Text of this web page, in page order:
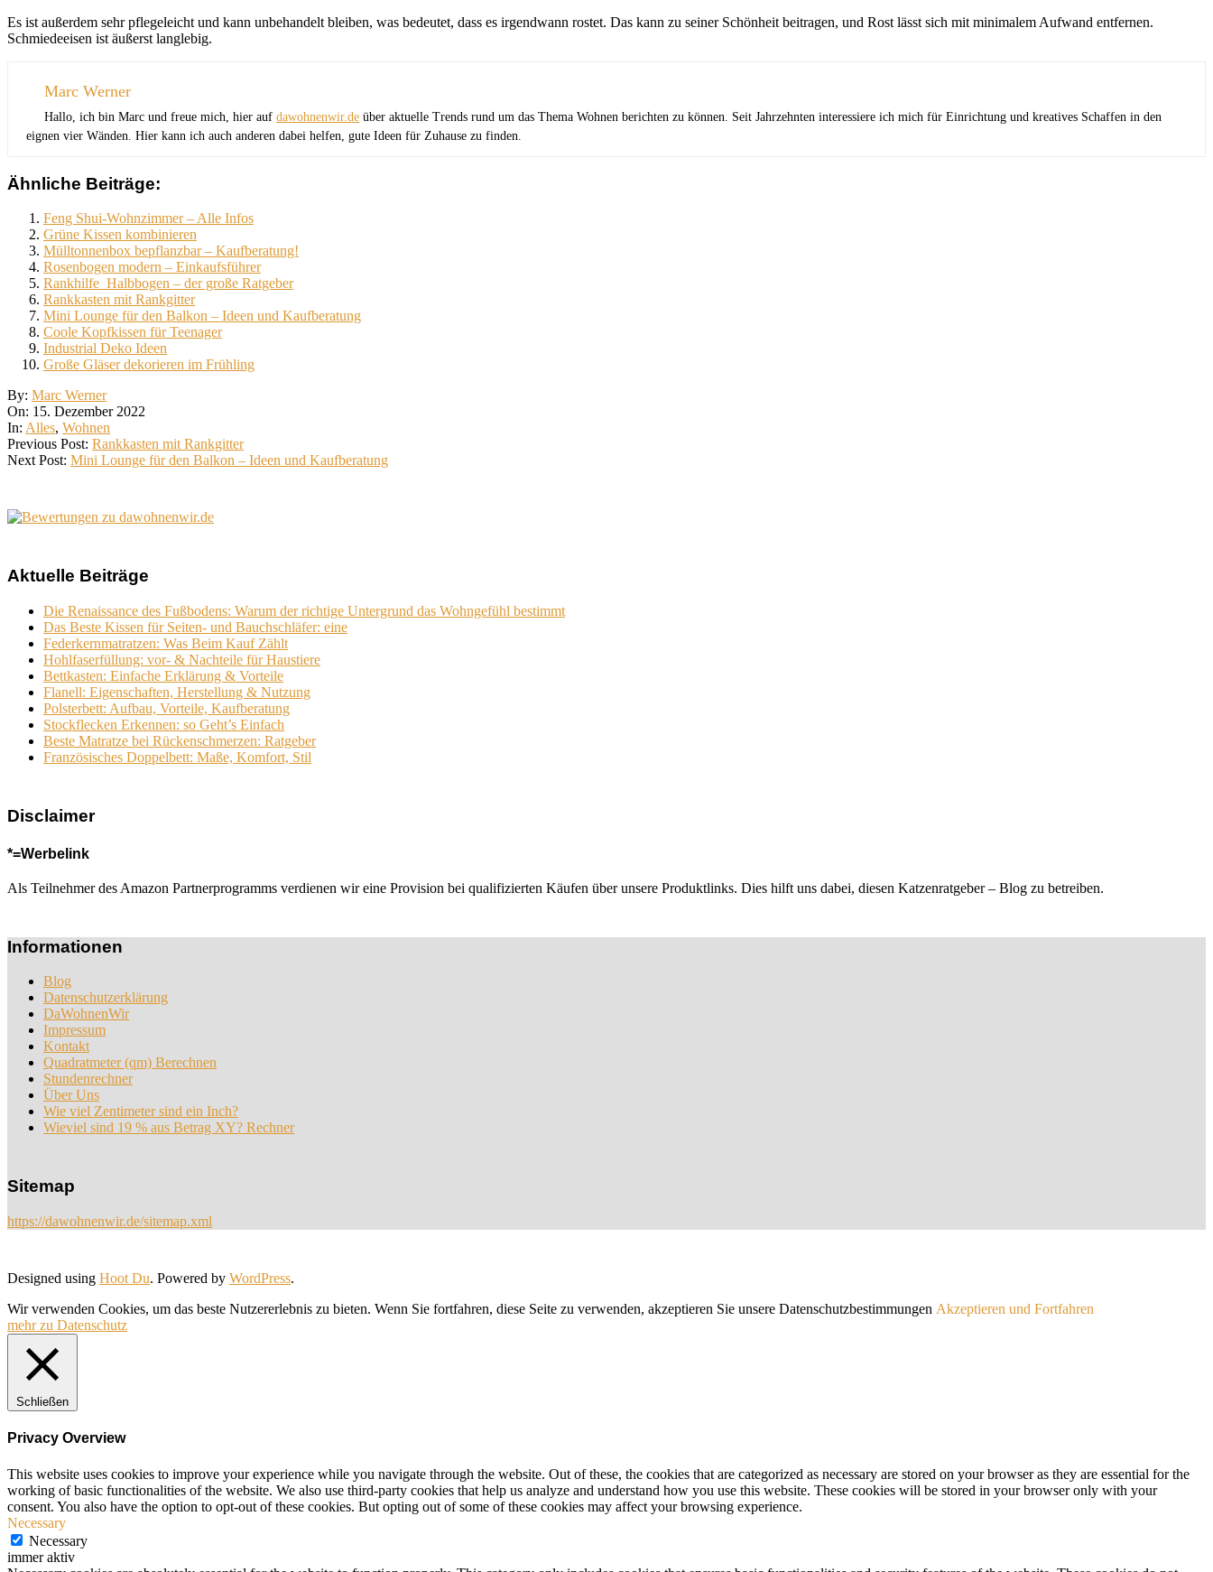
Es ist außerdem sehr pflegeleicht und kann unbehandelt bleiben, was bedeutet, dass es irgendwann rostet. Das kann zu seiner Schönheit beitragen, und Rost lässt sich mit minimalem Aufwand entfernen.
Schmiedeeisen ist äußerst langlebig.
Marc Werner
Hallo, ich bin Marc und freue mich, hier auf dawohnenwir.de über aktuelle Trends rund um das Thema Wohnen berichten zu können. Seit Jahrzehnten interessiere ich mich für Einrichtung und kreatives Schaffen in den
eignen vier Wänden. Hier kann ich auch anderen dabei helfen, gute Ideen für Zuhause zu finden.
Ähnliche Beiträge:
Feng Shui-Wohnzimmer – Alle Infos
Grüne Kissen kombinieren
Mülltonnenbox bepflanzbar – Kaufberatung!‍‍
Rosenbogen modern – Einkaufsführer
Rankhilfe Halbbogen – der große Ratgeber
Rankkasten mit Rankgitter
Mini Lounge für den Balkon – Ideen und Kaufberatung
Coole Kopfkissen für Teenager
Industrial Deko Ideen
Große Gläser dekorieren im Frühling
2022-
12-
15
By: Marc Werner
On: 15. Dezember 2022
In: Alles, Wohnen
Previous Post: Rankkasten mit Rankgitter
Next Post: Mini Lounge für den Balkon – Ideen und Kaufberatung
Aktuelle Beiträge
Die Renaissance des Fußbodens: Warum der richtige Untergrund das Wohngefühl bestimmt
Das Beste Kissen für Seiten- und Bauchschläfer: eine
Federkernmatratzen: Was Beim Kauf Zählt
Hohlfaserfüllung: vor- & Nachteile für Haustiere
Bettkasten: Einfache Erklärung & Vorteile
Flanell: Eigenschaften, Herstellung & Nutzung
Polsterbett: Aufbau, Vorteile, Kaufberatung
Stockflecken Erkennen: so Geht’s Einfach
Beste Matratze bei Rückenschmerzen: Ratgeber
Französisches Doppelbett: Maße, Komfort, Stil
Disclaimer
*=Werbelink
Als Teilnehmer des Amazon Partnerprogramms verdienen wir eine Provision bei qualifizierten Käufen über unsere Produktlinks. Dies hilft uns dabei, diesen Katzenratgeber – Blog zu betreiben.
Informationen
Blog
Datenschutzerklärung
DaWohnenWir
Impressum
Kontakt
Quadratmeter (qm) Berechnen
Stundenrechner
Über Uns
Wie viel Zentimeter sind ein Inch?
Wieviel sind 19 % aus Betrag XY? Rechner
Sitemap
https://dawohnenwir.de/sitemap.xml
Designed using Hoot Du. Powered by WordPress.
Wir verwenden Cookies, um das beste Nutzererlebnis zu bieten. Wenn Sie fortfahren, diese Seite zu verwenden, akzeptieren Sie unsere Datenschutzbestimmungen Akzeptieren und Fortfahren
mehr zu Datenschutz
Schließen
Privacy Overview
This website uses cookies to improve your experience while you navigate through the website. Out of these, the cookies that are categorized as necessary are stored on your browser as they are essential for the
working of basic functionalities of the website. We also use third-party cookies that help us analyze and understand how you use this website. These cookies will be stored in your browser only with your
consent. You also have the option to opt-out of these cookies. But opting out of some of these cookies may affect your browsing experience.
Necessary
Necessary
immer aktiv